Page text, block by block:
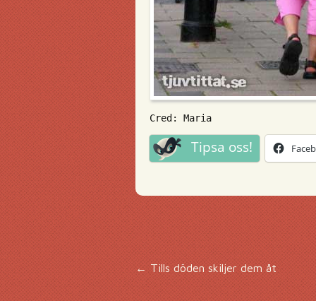
Cred: Maria
Tipsa oss!
Inläggsnavigering
←Tills döden skiljer dem åt